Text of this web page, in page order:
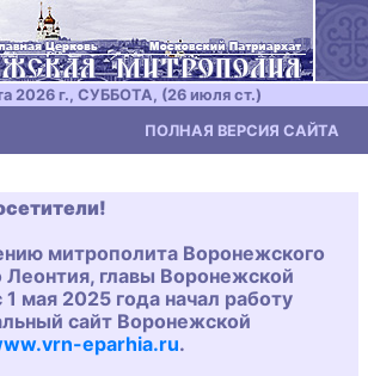
2026 г., СУББОТА, (26 июля ст.)
ПОЛНАЯ ВЕРСИЯ САЙТА
митрополита Воронежского
Леонтия, главы Воронежской
мая 2025 года начал работу
сайт Воронежской
eparhia.ru.